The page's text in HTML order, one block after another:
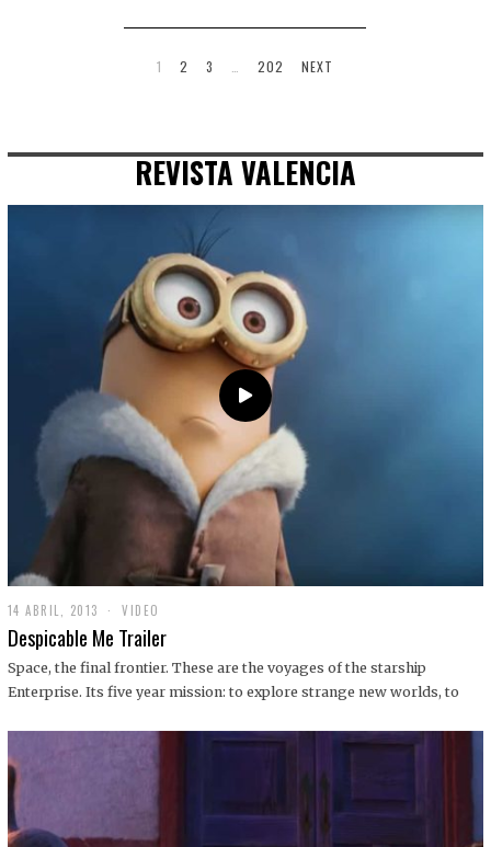
1 2 3 202 NEXT
REVISTA VALENCIA
14 ABRIL, 2013
9
D
C
I
1
VIDEO
Despicable Me Trailer
Space, the final frontier. These are the voyages of the starship
Enterprise. Its five year mission: to explore strange new worlds, to